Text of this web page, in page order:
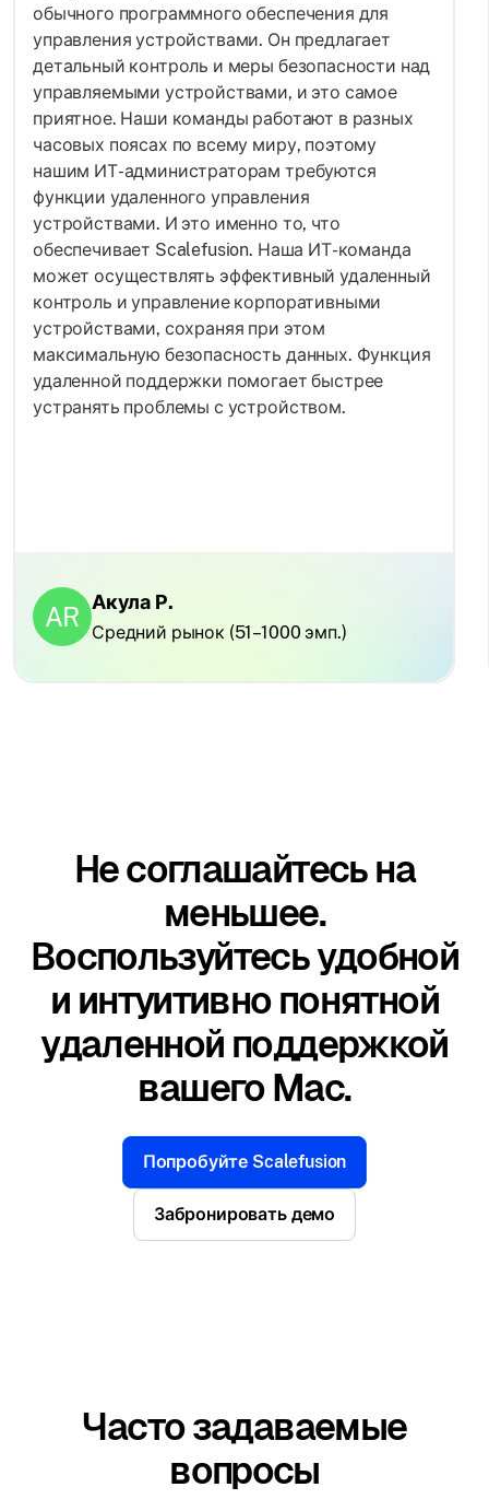
обычного программного обеспечения для
управления устройствами. Он предлагает
детальный контроль и меры безопасности над
управляемыми устройствами, и это самое
приятное. Наши команды работают в разных
часовых поясах по всему миру, поэтому
нашим ИТ-администраторам требуются
функции удаленного управления
устройствами. И это именно то, что
обеспечивает Scalefusion. Наша ИТ-команда
может осуществлять эффективный удаленный
контроль и управление корпоративными
устройствами, сохраняя при этом
максимальную безопасность данных. Функция
удаленной поддержки помогает быстрее
устранять проблемы с устройством.
AR Акула Р.
Средний рынок (51–1000 эмп.)
Не соглашайтесь на
меньшее.
Воспользуйтесь удобной
и интуитивно понятной
удаленной поддержкой
вашего Mac.
Попробуйте Scalefusion
Забронировать демо
Часто задаваемые
вопросы